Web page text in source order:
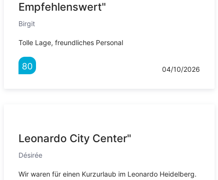
Empfehlenswert"
Birgit
Tolle Lage, freundliches Personal
80 04/10/2026
Leonardo City Center"
Désirée
Wir waren für einen Kurzurlaub im Leonardo Heidelberg.